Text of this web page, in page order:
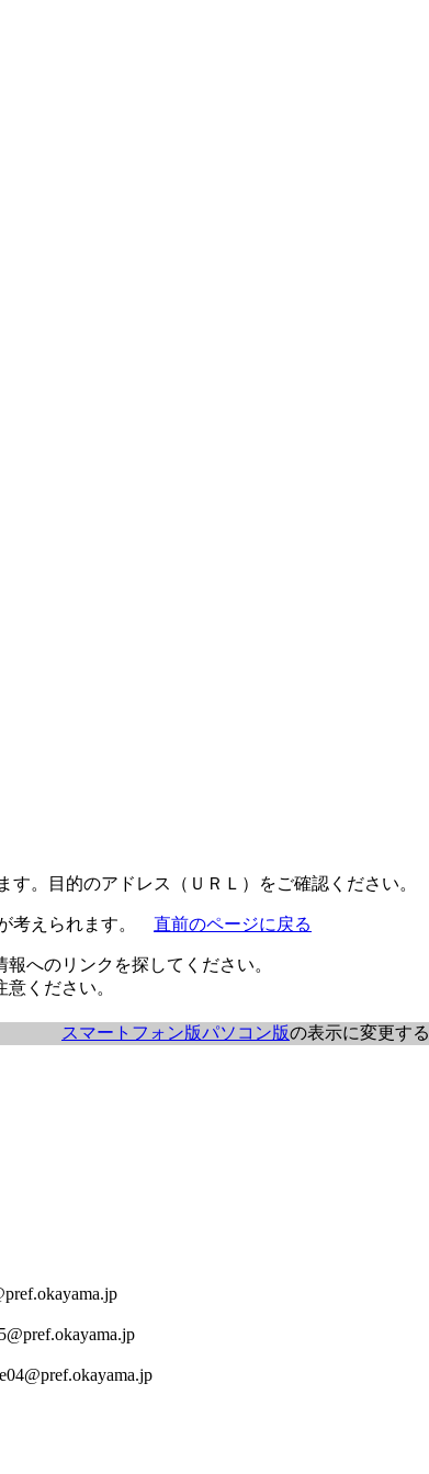
。目的のアドレス（ＵＲＬ）をご確認ください。
考えられます。 直前のページに戻る
へのリンクを探してください。
ください。
スマートフォン版パソコン版の表示に変更する